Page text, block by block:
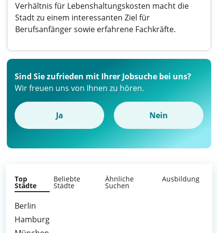
Verhältnis für Lebenshaltungskosten macht die
Stadt zu einem interessanten Ziel für
Berufsanfänger sowie erfahrene Fachkräfte.
Sind Sie zufrieden mit Ihrer Jobsuche bei uns?
Wir freuen uns von Ihnen zu hören.
Ja Nein
Top
Städte
Beliebte
Städte
Ähnliche
Suchen
Ausbildung
Berlin
Hamburg